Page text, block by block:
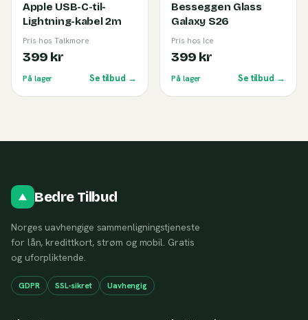
Apple USB-C-til-
Lightning-kabel 2m
Pris hos Talkmore
399 kr
På lager Se tilbud →
Besseggen Glass
Galaxy S26
Pris hos Ice
399 kr
På lager Se tilbud →
Bedre Tilbud
Norges uavhengige sammenligningstjeneste
for lån, kredittkort, strøm og mobil. Gratis
og uforpliktende.
GDPR SSL-sikret Uavhengig